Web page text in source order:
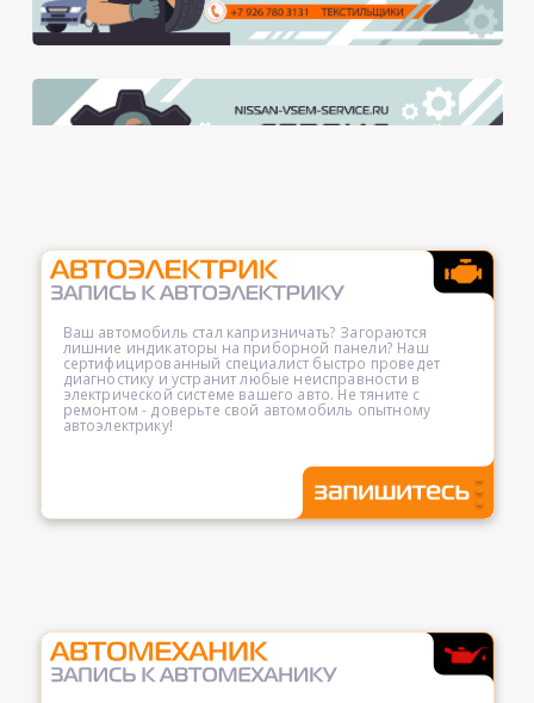
Ваш автомобиль стал капризничать? Загораются
лишние индикаторы на приборной панели? Наш
сертифицированный специалист быстро проведет
диагностику и устранит любые неисправности в
электрической системе вашего авто. Не тяните с
ремонтом - доверьте свой автомобиль опытному
автоэлектрику!